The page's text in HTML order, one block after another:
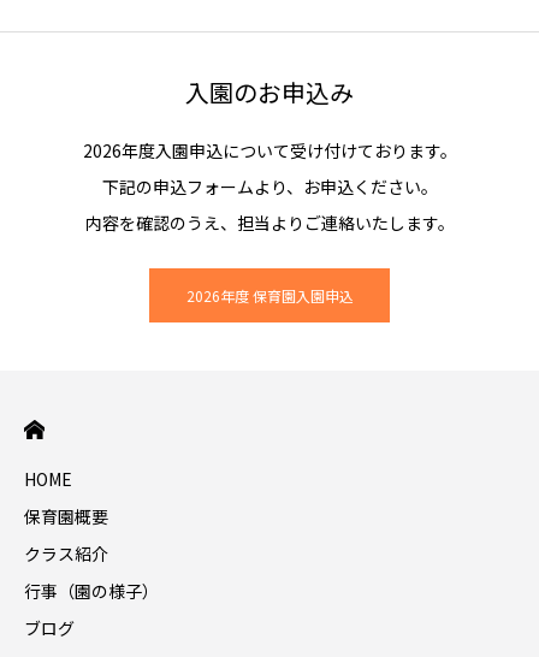
入園のお申込み
2026年度入園申込について受け付けております。
下記の申込フォームより、お申込ください。
内容を確認のうえ、担当よりご連絡いたします。
2026年度 保育園入園申込
HOME
保育園概要
クラス紹介
行事（園の様子）
ブログ